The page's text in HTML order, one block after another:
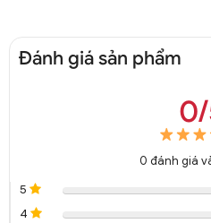
Đánh giá sản phẩm
0 đánh giá
5
4